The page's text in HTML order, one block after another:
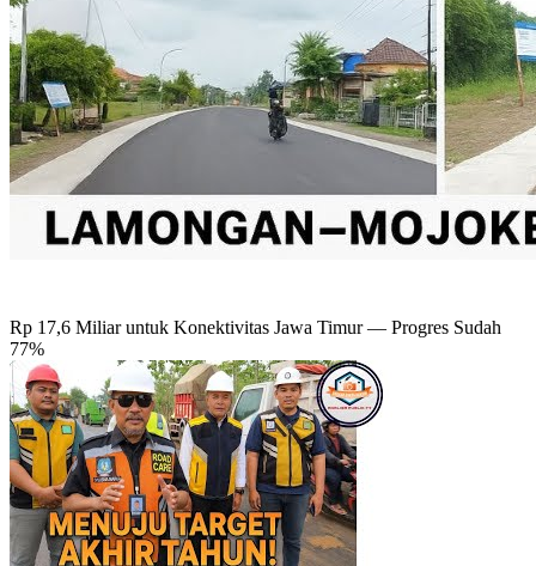
Rp 17,6 Miliar untuk Konektivitas Jawa Timur — Progres Sudah
77%